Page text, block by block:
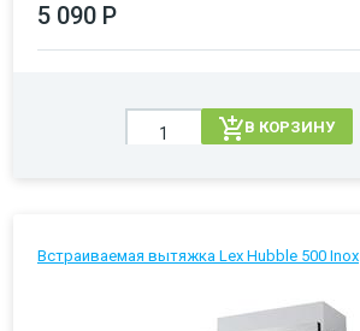
5 090 Р
В КОРЗИНУ
Встраиваемая вытяжка Lex Hubble 500 Inox